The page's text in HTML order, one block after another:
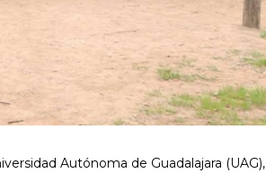
Autónoma de Guadalajara (UAG),